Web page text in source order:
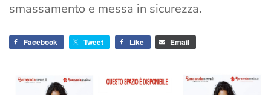
smassamento e messa in sicurezza.
Facebook Tweet Like Email